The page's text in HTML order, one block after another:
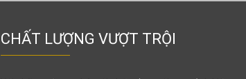
CHẤT LƯỢNG VƯỢT TRỘI